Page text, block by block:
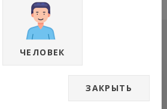
для создания вечного
ЧЕЛОВЕК
ЗАКРЫТЬ